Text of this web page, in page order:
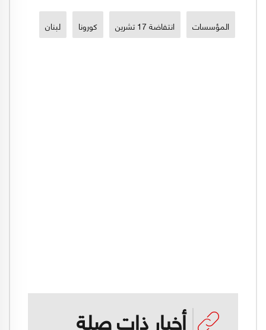
المؤسسات انتفاضة 17 تشرين كورونا لبنان
أخبار ذات صلة